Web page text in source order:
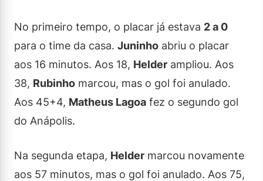
No primeiro tempo, o placar já estava 2 a 0
para o time da casa. Juninho abriu o placar
aos 16 minutos. Aos 18, Helder ampliou. Aos
38, Rubinho marcou, mas o gol foi anulado.
Aos 45+4, Matheus Lagoa fez o segundo gol
do Anápolis.
Na segunda etapa, Helder marcou novamente
aos 57 minutos, mas o gol foi anulado. Aos 75,